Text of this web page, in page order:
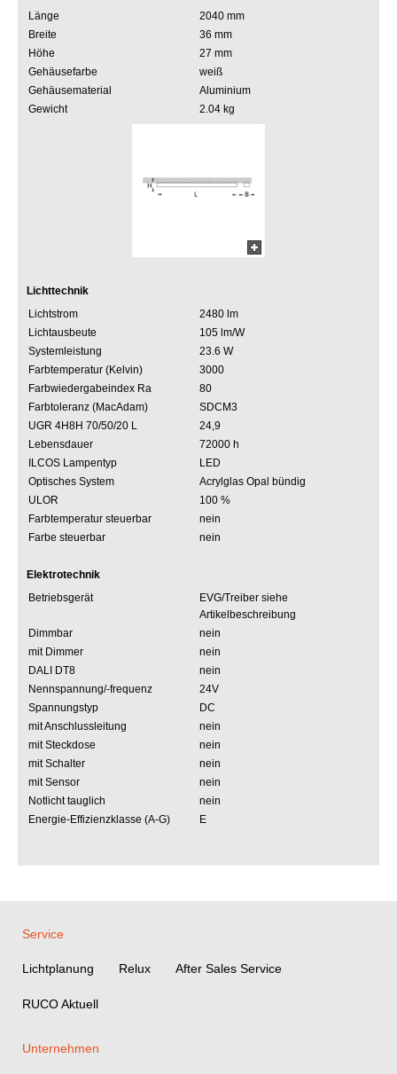
Länge
2040 mm
Breite
36 mm
Höhe
27 mm
Gehäusefarbe
weiß
Gehäusematerial
Aluminium
Gewicht
2.04 kg
Lichttechnik
Lichtstrom
2480 lm
Lichtausbeute
105 lm/W
Systemleistung
23.6 W
Farbtemperatur (Kelvin)
3000
Farbwiedergabeindex Ra
80
Farbtoleranz (MacAdam)
SDCM3
UGR 4H8H 70/50/20 L
24,9
Lebensdauer
72000 h
ILCOS Lampentyp
LED
Optisches System
Acrylglas Opal bündig
ULOR
100 %
Farbtemperatur steuerbar
nein
Farbe steuerbar
nein
Elektrotechnik
Betriebsgerät
EVG/Treiber siehe
Artikelbeschreibung
Dimmbar
nein
mit Dimmer
nein
DALI DT8
nein
Nennspannung/-frequenz
24V
Spannungstyp
DC
mit Anschlussleitung
nein
mit Steckdose
nein
mit Schalter
nein
mit Sensor
nein
Notlicht tauglich
nein
Energie-Effizienzklasse (A-G)
E
Service
Lichtplanung Relux After Sales Service
RUCO Aktuell
Unternehmen